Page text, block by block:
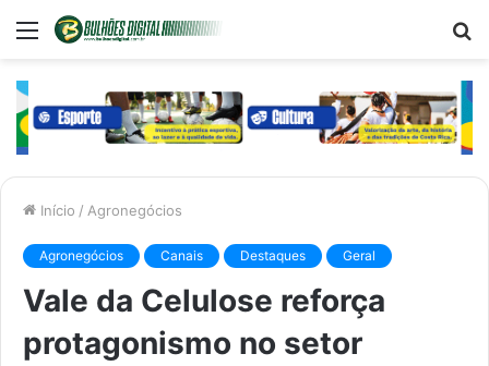
Menu
Início / Agronegócios
Agronegócios Canais Destaques Geral
Vale da Celulose reforça
protagonismo no setor